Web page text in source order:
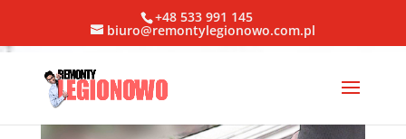
+48 533 991 145
biuro@remontylegionowo.com.pl